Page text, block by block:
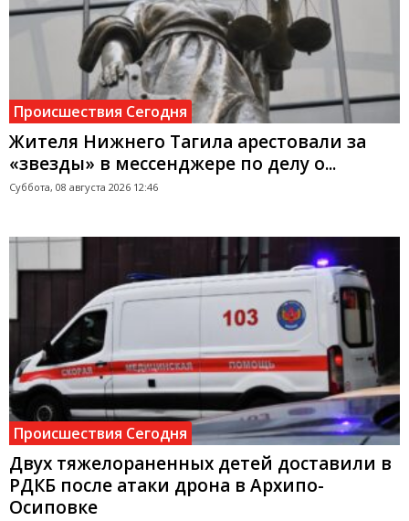
Происшествия Сегодня
Жителя Нижнего Тагила арестовали за
«звезды» в мессенджере по делу о...
Суббота, 08 августа 2026 12:46
Происшествия Сегодня
Двух тяжелораненных детей доставили в
РДКБ после атаки дрона в Архипо-
Осиповке